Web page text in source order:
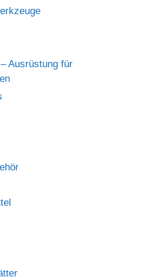
Ausrüstung für